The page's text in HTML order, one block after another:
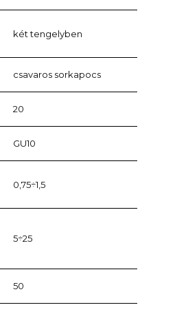
két tengelyben
csavaros sorkapocs
20
GU10
0,75÷1,5
5÷25
50